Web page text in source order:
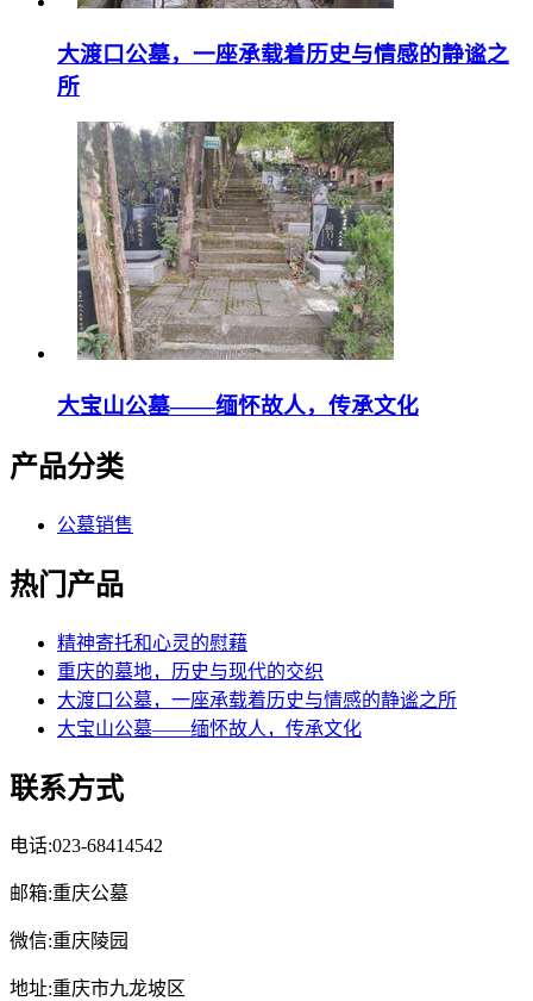
大渡口公墓，一座承载着历史与情感的静谧之
所
大宝山公墓——缅怀故人，传承文化
产品分类
公墓销售
热门产品
精神寄托和心灵的慰藉
重庆的墓地，历史与现代的交织
大渡口公墓，一座承载着历史与情感的静谧之所
大宝山公墓——缅怀故人，传承文化
联系方式
电话:023-68414542
邮箱:重庆公墓
微信:重庆陵园
地址:重庆市九龙坡区